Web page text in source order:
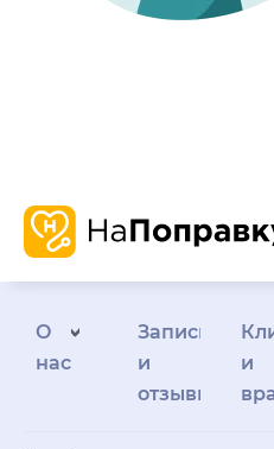
О
нас
Запись
и
отзывы
и